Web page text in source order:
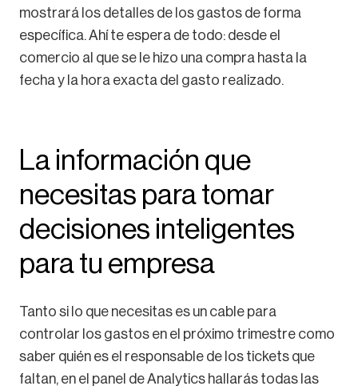
mostrará los detalles de los gastos de forma
específica. Ahí te espera de todo: desde el
comercio al que se le hizo una compra hasta la
fecha y la hora exacta del gasto realizado.
La información que
necesitas para tomar
decisiones inteligentes
para tu empresa
Tanto si lo que necesitas es un cable para
controlar los gastos en el próximo trimestre como
saber quién es el responsable de los tickets que
faltan, en el panel de Analytics hallarás todas las